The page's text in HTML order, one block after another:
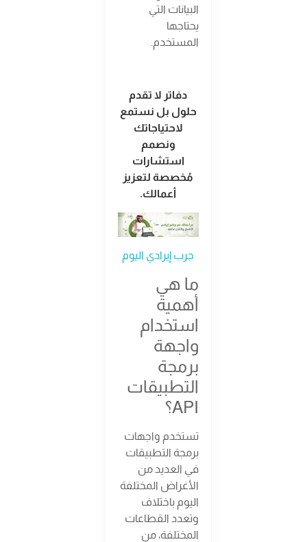
البيانات التي
يحتاجها
المستخدم.
دفاتر لا تقدم
حلول بل نستمع
لاحتياجاتك
ونصمم
استشارات
مُخصصة لتعزيز
أعمالك.
جرب إيرادي اليوم
ما هي
أهمية
استخدام
واجهة
برمجة
التطبيقات
API؟
تستخدم واجهات
برمجة التطبيقات
في العديد من
الأغراض المختلفة
اليوم باختلاف
وتعدد القطاعات
المختلفة، من